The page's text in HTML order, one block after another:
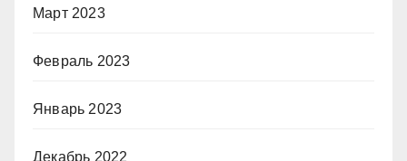
Март 2023
Февраль 2023
Январь 2023
Декабрь 2022